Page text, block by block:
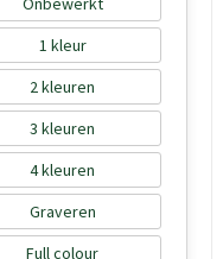
1
2
3
4
Graveren
Full colour